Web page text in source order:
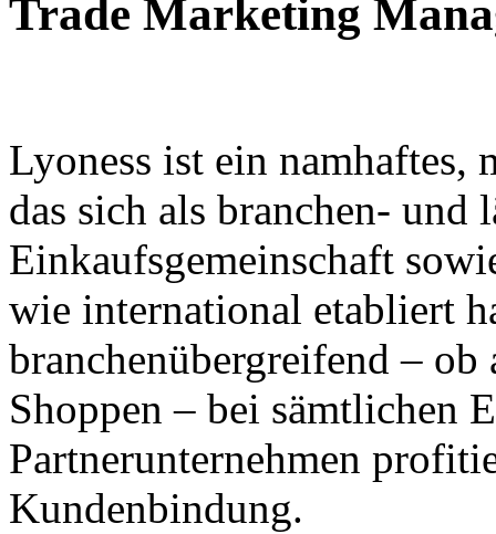
Trade Marketing
Lyoness ist ein namhaftes,
das sich als branchen- und
Einkaufsgemeinschaft
wie international etabliert
branchenübergreifend –
Shoppen – bei sämtlichen
Partnerunternehmen
Kundenbindung.